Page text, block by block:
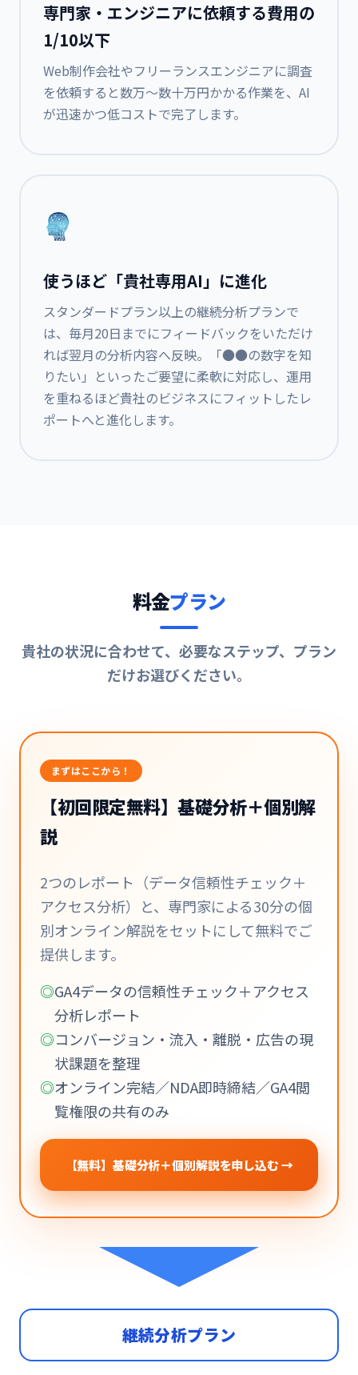
専門家・エンジニアに依頼する費用の
1/10以下
Web制作会社やフリーランスエンジニアに調査
を依頼すると数万～数十万円かかる作業を、AI
が迅速かつ低コストで完了します。
使うほど「貴社専用AI」に進化
スタンダードプラン以上の継続分析プランで
は、毎月20日までにフィードバックをいただけ
れば翌月の分析内容へ反映。「●●の数字を知
りたい」といったご要望に柔軟に対応し、運用
を重ねるほど貴社のビジネスにフィットしたレ
ポートへと進化します。
料金プラン
貴社の状況に合わせて、必要なステップ、プラン
だけお選びください。
まずはここから！
【初回限定無料】基礎分析＋個別解
説
2つのレポート（データ信頼性チェック＋
アクセス分析）と、専門家による30分の個
別オンライン解説をセットにして無料でご
提供します。
GA4データの信頼性チェック＋アクセス
分析レポート
コンバージョン・流入・離脱・広告の現
状課題を整理
オンライン完結／NDA即時締結／GA4閲
覧権限の共有のみ
【無料】基礎分析＋個別解説を申し込む →
継続分析プラン